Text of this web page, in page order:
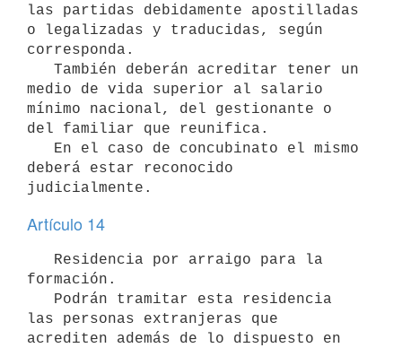
las partidas debidamente apostilladas
o legalizadas y traducidas, según
corresponda.
medio de vida superior al salario
mínimo nacional, del gestionante o
del familiar que reunifica.
deberá estar reconocido
Artículo 14
formación.
las personas extranjeras que
acrediten además de lo dispuesto en